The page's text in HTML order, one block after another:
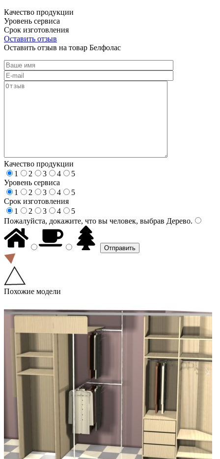
Качество продукции
Уровень сервиса
Срок изготовления
Оставить отзыв
Оставить отзыв на товар Белфолас
Качество продукции
1
2 3 4
5
Уровень сервиса
1
2 3 4
5
Срок изготовления
1
2 3 4
5
Пожалуйста, докажите, что вы человек, выбрав Дерево.
Похожие модели